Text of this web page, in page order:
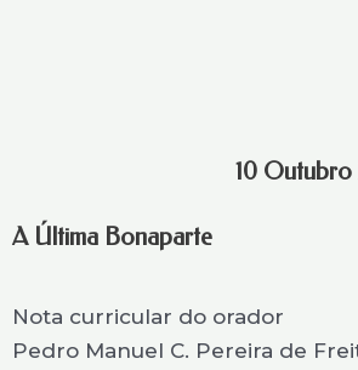
10 Outubro
A Última Bonaparte
Nota curricular do orador
Pedro Manuel C. Pereira de